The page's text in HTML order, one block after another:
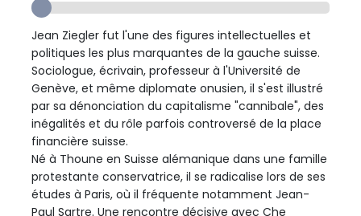
Jean Ziegler fut l'une des figures intellectuelles et
politiques les plus marquantes de la gauche suisse.
Sociologue, écrivain, professeur à l'Université de
Genève, et même diplomate onusien, il s'est illustré
par sa dénonciation du capitalisme "cannibale", des
inégalités et du rôle parfois controversé de la place
financière suisse.
Né à Thoune en Suisse alémanique dans une famille
protestante conservatrice, il se radicalise lors de ses
études à Paris, où il fréquente notamment Jean-
Paul Sartre. Une rencontre décisive avec Che